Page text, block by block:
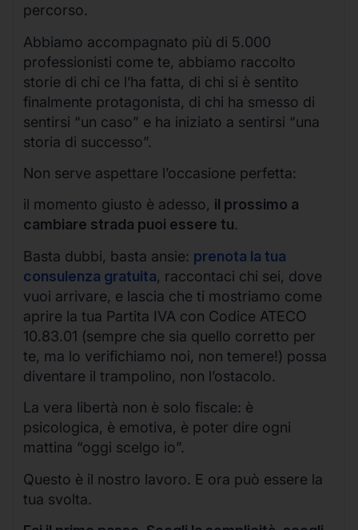
percorso.
Abbiamo accompagnato più di 5.000
professionisti come te, abbiamo raccolto
storie di chi ce l’ha fatta, di chi si è sentito
finalmente protagonista, di chi ha smesso di
sentirsi “un caso” e ha iniziato a sentirsi “una
storia di successo”.
Non serve aspettare l’occasione perfetta:
il momento giusto è adesso, il prossimo a
cambiare strada puoi essere tu.
Basta dubbi, basta ansie: prenota la tua
consulenza gratuita, raccontaci chi sei, dove
vuoi arrivare, e lascia che ti mostriamo come
aprire la tua Partita IVA con Codice ATECO
10.83.01 (sempre che sia quello corretto per
te, ma lo verifichiamo noi, non temere!) possa
diventare il trampolino, non l’ostacolo.
La vera libertà non è solo fiscale: è
psicologica, è emotiva, è poter dire ogni
mattina “oggi scelgo io”.
Questo è il nostro lavoro. E ora può essere la
tua svolta.